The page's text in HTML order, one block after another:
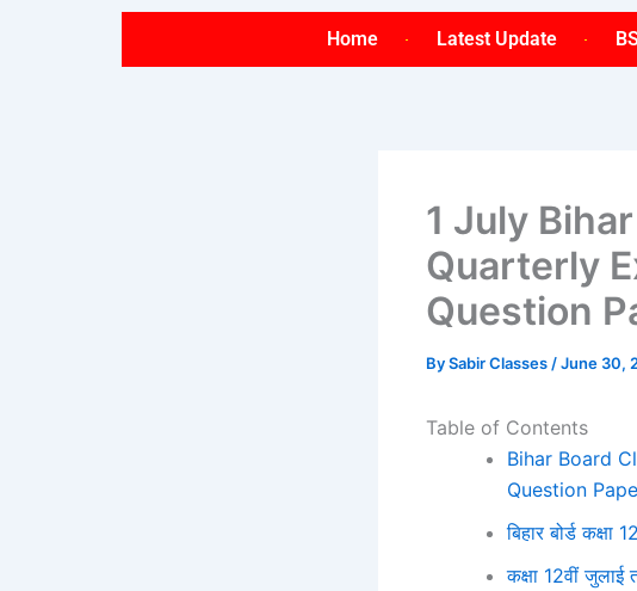
Home Latest Update
1 July
Quarterly
Question
BySabir Classes /June 30,
Table of Contents
Bihar Board
Question
बिहार बोर्ड
कक्षा 12वीं जुलाई